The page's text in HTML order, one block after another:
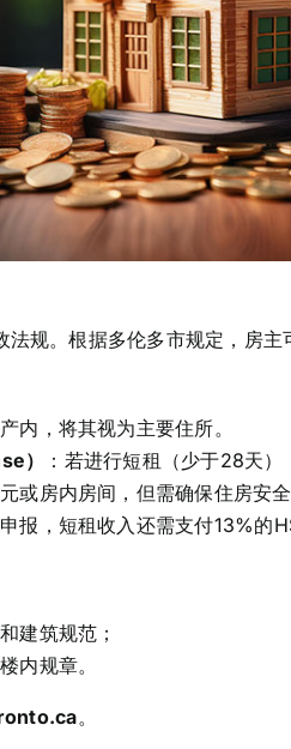
规。根据多伦多市规定，房
内，将其视为主要住所。
）
：若进行短租（少于28天）
或房内房间，但需确保住房安
报，短租收入还需支付13%的
建筑规范；
内规章。
。